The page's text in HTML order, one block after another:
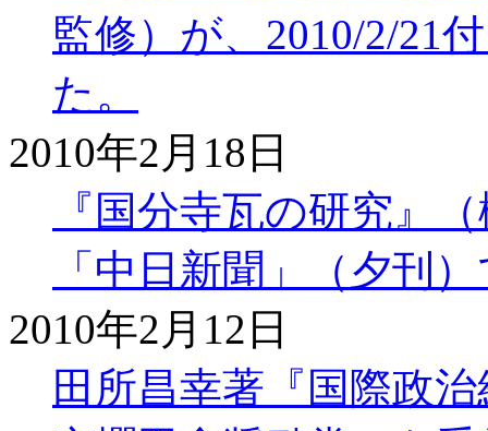
監修）が、2010/2/21
た。
2010年2月18日
『国分寺瓦の研究』
「中日新聞」（夕刊
2010年2月12日
田所昌幸著『国際政